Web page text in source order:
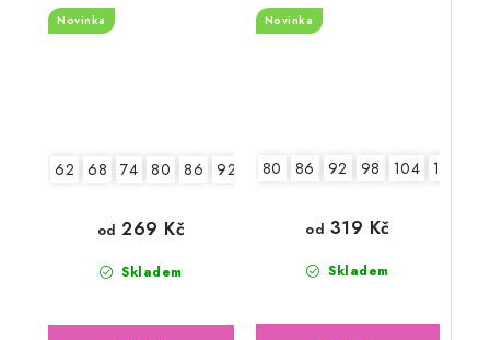
Novinka
62 68 74 80 86 92
Skladem
od 269 Kč
Novinka
80 86 92 98 104 110
Skladem
od 319 Kč